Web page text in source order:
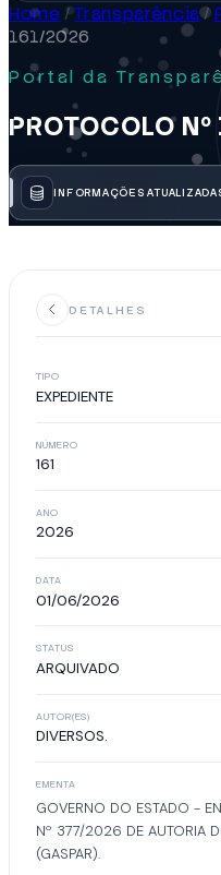
Home / Transparência/
161/2026
Portal da
PROTOCOLO
INFORMAÇÕES
DETALHES
TIPO
EXPEDIENTE
NÚMERO
161
ANO
2026
DATA
01/06/2026
STATUS
ARQUIVADO
AUTOR(ES)
DIVERSOS.
EMENTA
GOVERNO DO ESTADO -
Nº 377/2026 DE AUTORIA
(GASPAR).